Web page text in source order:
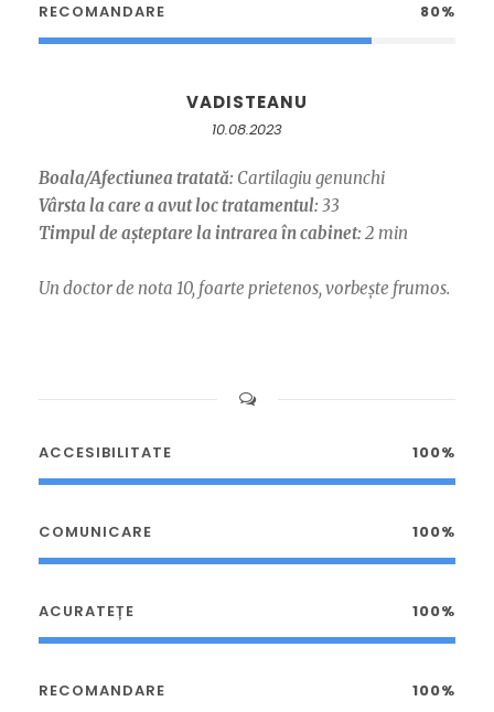
RECOMANDARE 80%
VADISTEANU
10.08.2023
Boala/Afectiunea tratată: Cartilagiu genunchi
Vârsta la care a avut loc tratamentul: 33
Timpul de așteptare la intrarea în cabinet: 2 min
Un doctor de nota 10, foarte prietenos, vorbește frumos.
ACCESIBILITATE 100%
COMUNICARE 100%
ACURATEȚE 100%
RECOMANDARE 100%